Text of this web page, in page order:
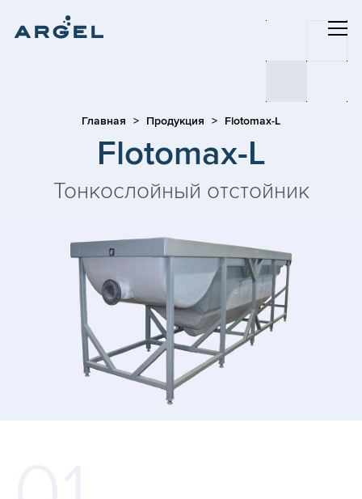
Главная Продукция Flotomax-L
Flotomax-L
Тонкослойный отстойник